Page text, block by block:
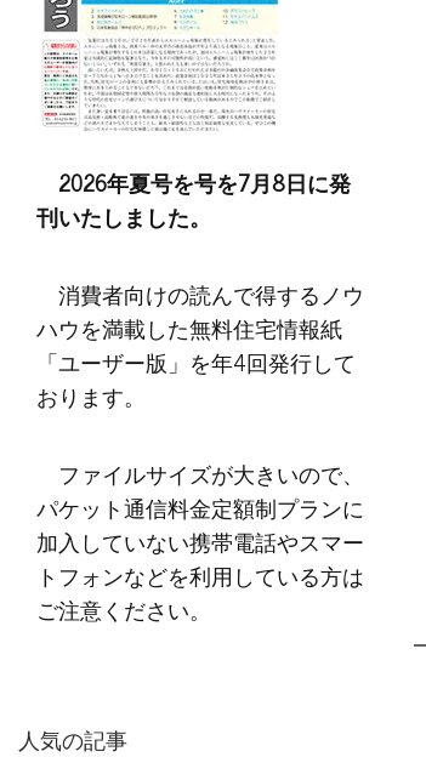
2026年夏号を号を7月8日に発
刊いたしました。
消費者向けの読んで得するノウ
ハウを満載した無料住宅情報紙
「ユーザー版」を年4回発行して
おります。
ファイルサイズが大きいので、
パケット通信料金定額制プランに
加入していない携帯電話やスマー
トフォンなどを利用している方は
ご注意ください。
人気の記事